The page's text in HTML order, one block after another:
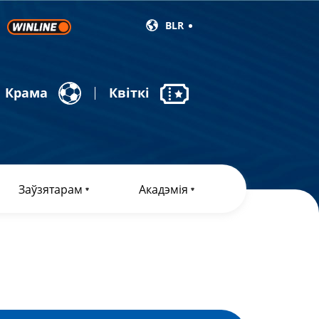
BLR
Крама Квіткі
Заўзятарам Акадэмія